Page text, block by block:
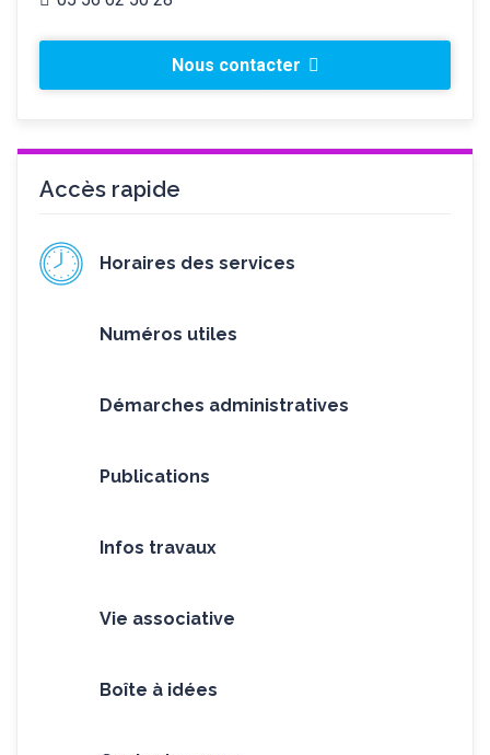
Nous contacter
Accès rapide
Horaires des services
Numéros utiles
Démarches administratives
Publications
Infos travaux
Vie associative
Boîte à idées